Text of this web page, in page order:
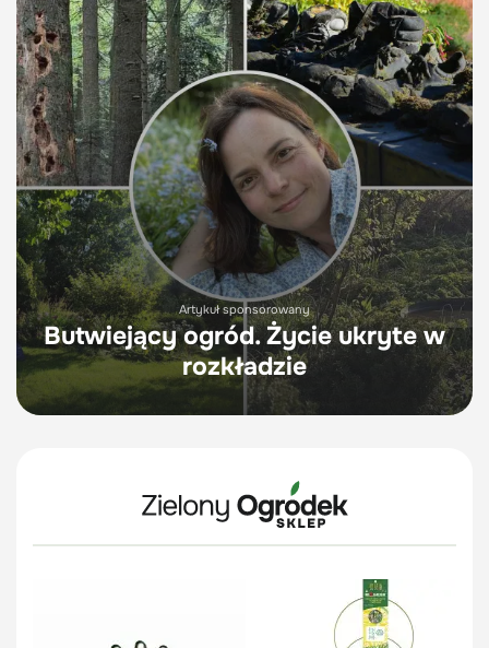
Artykuł sponsorowany
Butwiejący ogród. Życie ukryte w
rozkładzie